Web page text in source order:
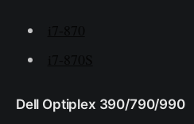
Dell Optiplex 390/790/990